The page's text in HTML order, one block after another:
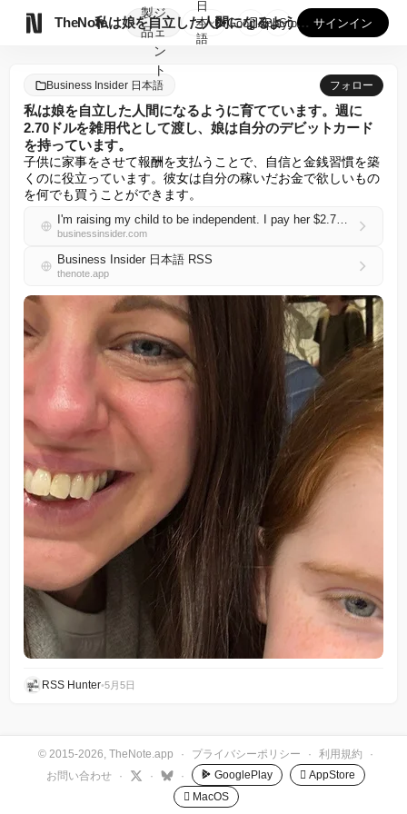
TheNote
製
品
ジ
ェ
ン
ト
私は娘を自立した人間になるように育てています。週に2.70ド...
日
本
語
GooglePlay
AppStore サインイン
Business Insider 日本語 フォロー
私は娘を自立した人間になるように育てています。週に
2.70ドルを雑用代として渡し、娘は自分のデビットカード
を持っています。
子供に家事をさせて報酬を支払うことで、自信と金銭習慣を築
くのに役立っています。彼女は自分の稼いだお金で欲しいもの
を何でも買うことができます。
I'm raising my child to be independent. I pay her $2.70 a week for chores, and she has her own debit card.
businessinsider.com
Business Insider 日本語 RSS
thenote.app
RSS Hunter•5月5日
© 2015-2026, TheNote.app · プライバシーポリシー · 利用規約
·
お問い合わせ
· · · GooglePlay
 AppStore
 MacOS